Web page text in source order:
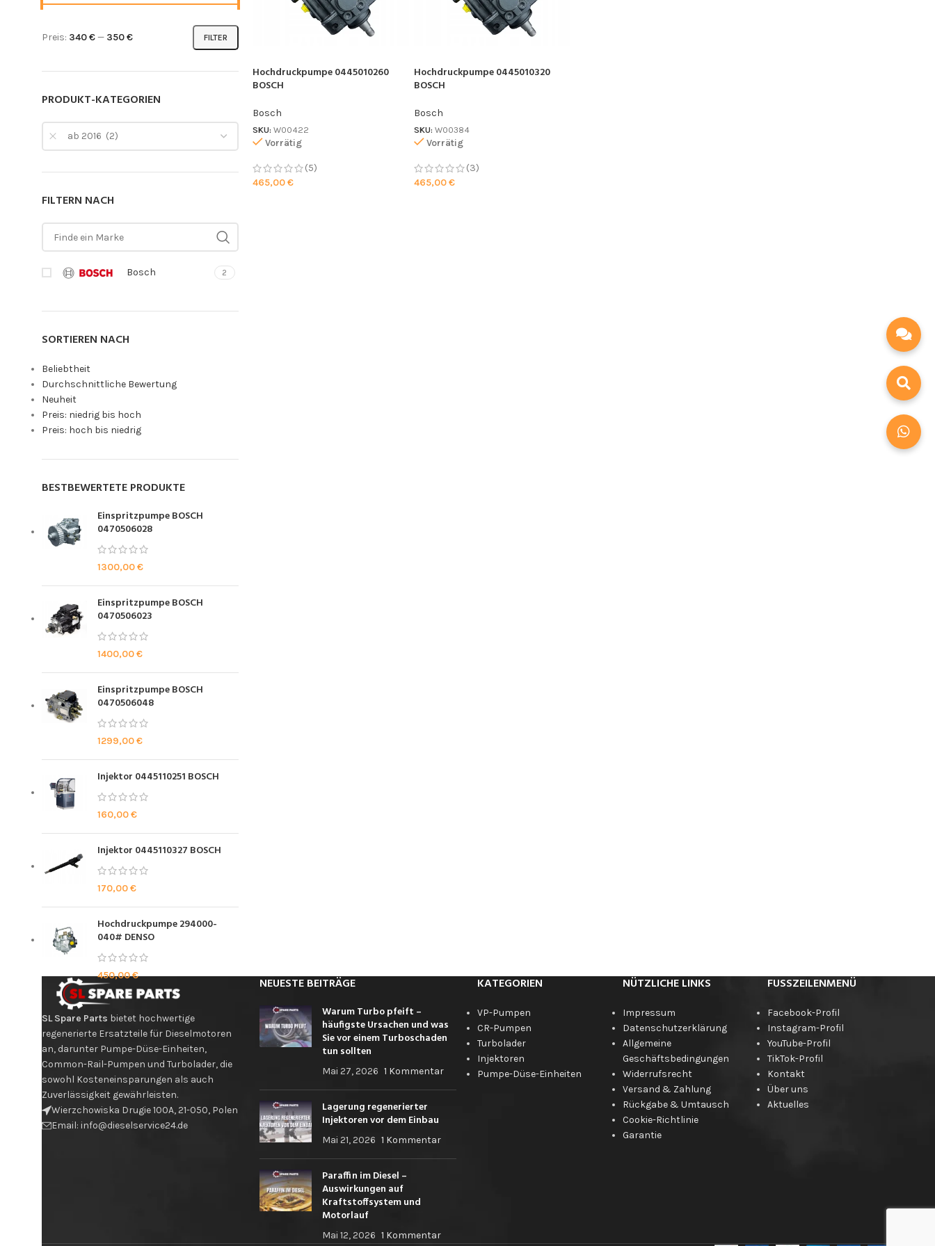
FILTER
Preis: 340 €— 350 €
PRODUKT-KATEGORIEN
ab 2016 (2)
FILTERN NACH
Bosch 2
SORTIEREN NACH
Beliebtheit
Durchschnittliche Bewertung
Neuheit
Preis: niedrig bis hoch
Preis: hoch bis niedrig
BESTBEWERTETE PRODUKTE
Einspritzpumpe BOSCH
0470506028
1300,00€
Einspritzpumpe BOSCH
0470506023
1400,00€
Einspritzpumpe BOSCH
0470506048
1299,00€
Injektor 0445110251 BOSCH
160,00€
Injektor 0445110327 BOSCH
170,00€
Hochdruckpumpe 294000-
040# DENSO
450,00€
Hochdruckpumpe 0445010260
BOSCH
Bosch
SKU: W00422
Vorrätig
(5)
465,00€
Hochdruckpumpe 0445010320
BOSCH
Bosch
SKU:W00384
Vorrätig
(3)
465,00€
SL Spare Parts bietet hochwertige
regenerierte Ersatzteile für Dieselmotoren
an, darunter Pumpe-Düse-Einheiten,
Common-Rail-Pumpen und Turbolader, die
sowohl Kosteneinsparungen als auch
Zuverlässigkeit gewährleisten.
Wierzchowiska Drugie 100A, 21-050, Polen
Email: info@dieselservice24.de
NEUESTE BEITRÄGE
Warum Turbo pfeift –
häufigste Ursachen und was
Sie vor einem Turboschaden
tun sollten
Mai 27, 2026 1 Kommentar
Lagerung regenerierter
Injektoren vor dem Einbau
Mai 21, 2026 1 Kommentar
Paraffin im Diesel –
Auswirkungen auf
Kraftstoffsystem und
Motorlauf
Mai 12, 2026 1 Kommentar
KATEGORIEN
VP-Pumpen
CR-Pumpen
Turbolader
Injektoren
Pumpe-Düse-Einheiten
NÜTZLICHE LINKS
Impressum
Datenschutzerklärung
Allgemeine
Geschäftsbedingungen
Widerrufsrecht
Versand & Zahlung
Rückgabe & Umtausch
Cookie-Richtlinie
Garantie
FUSSZEILENMENÜ
Facebook-Profil
Instagram-Profil
YouTube-Profil
TikTok-Profil
Kontakt
Über uns
Aktuelles